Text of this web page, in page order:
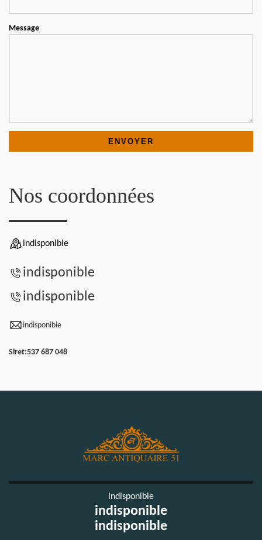
Message
Nos coordonnées
indisponible
indisponible
indisponible
indisponible
Siret:537 687 048
indisponible
indisponible
indisponible